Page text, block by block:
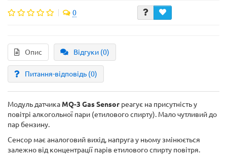
0
Опис Відгуки (0)
Питання-відповідь (0)
Модуль датчика MQ-3 Gas Sensor реагує на присутність у
повітрі алкогольної пари (етилового спирту). Мало чутливий до
пар бензину.
Сенсор має аналоговий вихід, напруга у ньому змінюється
залежно від концентрації парів етилового спирту повітря.